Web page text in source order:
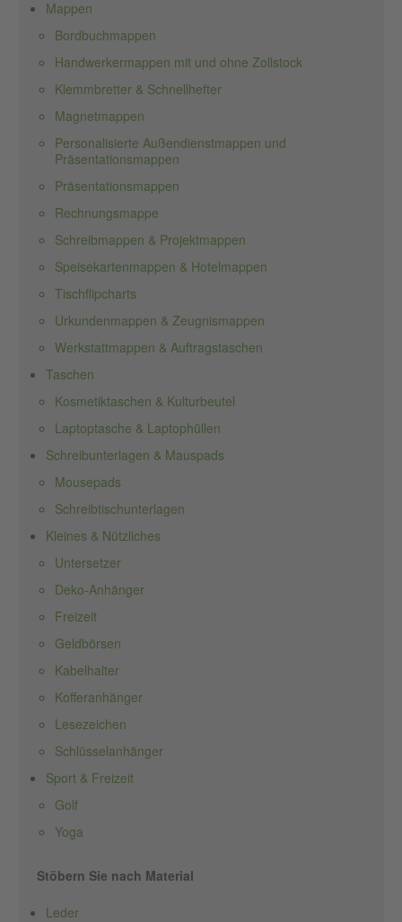
Mappen
Bordbuchmappen
Handwerkermappen mit und ohne Zollstock
Klemmbretter & Schnellhefter
Magnetmappen
Personalisierte Außendienstmappen und
Präsentationsmappen
Präsentationsmappen
Rechnungsmappe
Schreibmappen & Projektmappen
Speisekartenmappen & Hotelmappen
Tischflipcharts
Urkundenmappen & Zeugnismappen
Werkstattmappen & Auftragstaschen
Taschen
Kosmetiktaschen & Kulturbeutel
Laptoptasche & Laptophüllen
Schreibunterlagen & Mauspads
Mousepads
Schreibtischunterlagen
Kleines & Nützliches
Untersetzer
Deko-Anhänger
Freizeit
Geldbörsen
Kabelhalter
Kofferanhänger
Lesezeichen
Schlüsselanhänger
Sport & Freizeit
Golf
Yoga
Stöbern Sie nach Material
Leder